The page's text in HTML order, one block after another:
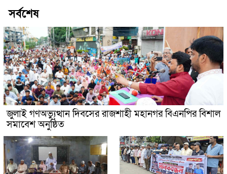
সর্বশেষ
জুলাই গণঅভ্যুত্থান দিবসের রাজশাহী মহানগর বিএনপির বিশাল
সমাবেশ অনুষ্ঠিত